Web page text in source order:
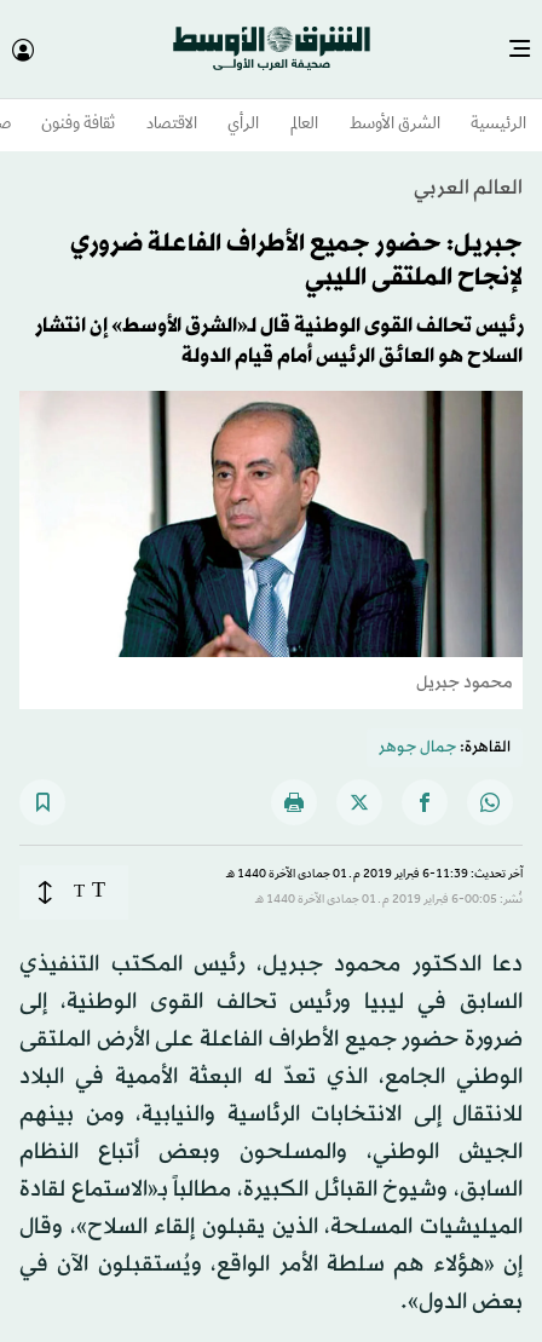
الرئيسية الشرق الأوسط​ العالم الرأي الاقتصاد ثقافة وفنون
العالم العربي
جبريل: حضور جميع الأطراف الفاعلة ضروري
لإنجاح الملتقى الليبي
رئيس تحالف القوى الوطنية قال لـ«الشرق الأوسط» إن انتشار
السلاح هو العائق الرئيس أمام قيام الدولة
محمود جبريل
القاهرة:جمال جوهر
آخر تحديث: 11:39-6 فبراير 2019 م ـ 01 جمادى الآخرة 1440 هـ
نُشر: 00:05-6 فبراير 2019 م ـ 01 جمادى الآخرة 1440 هـ
T
T
دعا الدكتور محمود جبريل، رئيس المكتب التنفيذي
السابق في ليبيا ورئيس تحالف القوى الوطنية، إلى
ضرورة حضور جميع الأطراف الفاعلة على الأرض الملتقى
الوطني الجامع، الذي تعدّ له البعثة الأممية في البلاد
للانتقال إلى الانتخابات الرئاسية والنيابية، ومن بينهم
الجيش الوطني، والمسلحون وبعض أتباع النظام
السابق، وشيوخ القبائل الكبيرة، مطالباً بـ«الاستماع لقادة
الميليشيات المسلحة، الذين يقبلون إلقاء السلاح»، وقال
إن «هؤلاء هم سلطة الأمر الواقع، ويُستقبلون الآن في
بعض الدول».